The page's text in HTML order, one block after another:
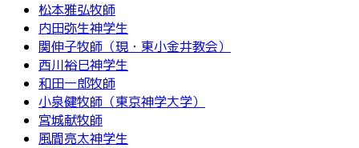
松本雅弘牧師
内田弥生神学生
関伸子牧師（現・東小金井教会）
西川裕巳神学生
和田一郎牧師
小泉健牧師（東京神学大学）
宮城献牧師
風間亮太神学生